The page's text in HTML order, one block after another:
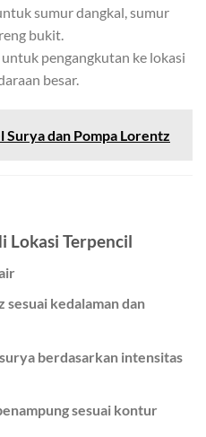
sumur dangkal, sumur
bukit.
untuk pengangkutan ke lokasi
besar.
Surya dan Pompa Lorentz
Lokasi Terpencil
sesuai kedalaman dan
berdasarkan intensitas
sesuai kontur